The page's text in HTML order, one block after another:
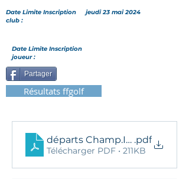
Date Limite Inscription
club :
jeudi 23 mai 2024
Date Limite Inscription
joueur :
Partager
Résultats ffgolf
départs Champ.Ind. La prèze
.pdf
Télécharger PDF • 211KB